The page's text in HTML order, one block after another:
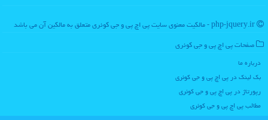
صفحات پی اچ پی و جی كوئری
درباره ما
بک لینک در پی اچ پی و جی كوئری
رپورتاژ در پی اچ پی و جی كوئری
مطالب پی اچ پی و جی كوئری